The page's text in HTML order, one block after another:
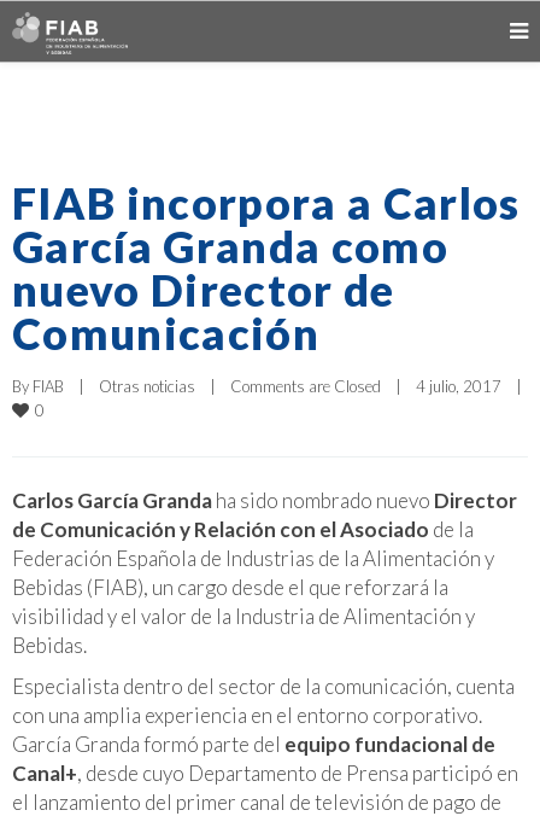
FIAB incorpora a Carlos
García Granda como
nuevo Director de
Comunicación
By FIAB Otras noticias Comments are Closed 4 julio, 2017
0
Carlos García Grandaha sido nombrado nuevo Director
de Comunicación y Relación con el Asociado de la
Federación Española de Industrias de la Alimentación y
Bebidas (FIAB), un cargo desde el que reforzará la
visibilidad y el valor de la Industria de Alimentación y
Bebidas.
Especialista dentro del sector de la comunicación, cuenta
con una amplia experiencia en el entorno corporativo.
García Granda formó parte del equipo fundacional de
Canal+, desde cuyo Departamento de Prensa participó en
el lanzamiento del primer canal de televisión de pago de